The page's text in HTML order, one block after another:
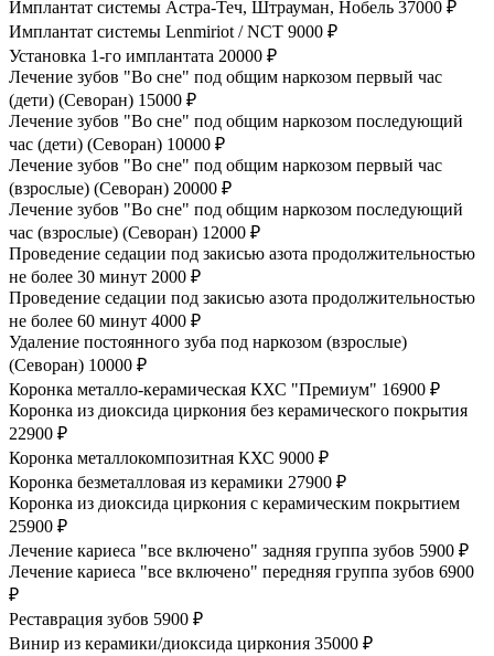
Имплантат системы Астра-Теч, Штрауман, Нобель 37000 ₽
Имплантат системы Lenmiriot / NCT 9000 ₽
Установка 1-го имплантата 20000 ₽
Лечение зубов "Во сне" под общим наркозом первый час
(дети) (Севоран) 15000 ₽
Лечение зубов "Во сне" под общим наркозом последующий
час (дети) (Севоран) 10000 ₽
Лечение зубов "Во сне" под общим наркозом первый час
(взрослые) (Севоран) 20000 ₽
Лечение зубов "Во сне" под общим наркозом последующий
час (взрослые) (Севоран) 12000 ₽
Проведение седации под закисью азота продолжительностью
не более 30 минут 2000 ₽
Проведение седации под закисью азота продолжительностью
не более 60 минут 4000 ₽
Удаление постоянного зуба под наркозом (взрослые)
(Севоран) 10000 ₽
Коронка металло-керамическая КХС "Премиум" 16900 ₽
Коронка из диоксида циркония без керамического покрытия
22900 ₽
Коронка металлокомпозитная КХС 9000 ₽
Коронка безметалловая из керамики 27900 ₽
Коронка из диоксида циркония с керамическим покрытием
25900 ₽
Лечение кариеса "все включено" задняя группа зубов 5900 ₽
Лечение кариеса "все включено" передняя группа зубов 6900
₽
Реставрация зубов 5900 ₽
Винир из керамики/диоксида циркония 35000 ₽